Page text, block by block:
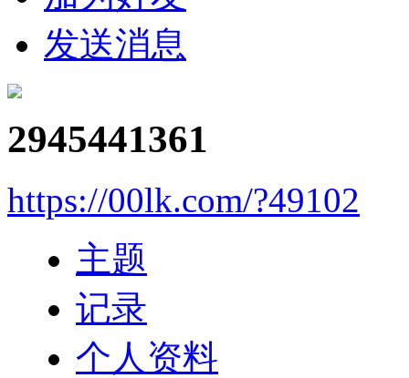
发送消息
2945441361
https://00lk.com/?49102
主题
记录
个人资料